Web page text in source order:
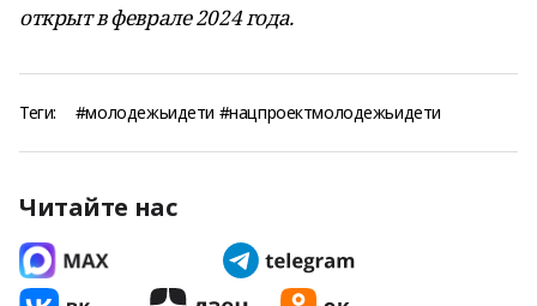
открыт в феврале 2024 года.
Теги: #молодежьидети #нацпроектмолодежьидети
Читайте нас